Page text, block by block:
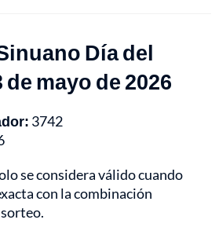
Día del
mayo de 2026
3742
se considera válido cuando
con la combinación